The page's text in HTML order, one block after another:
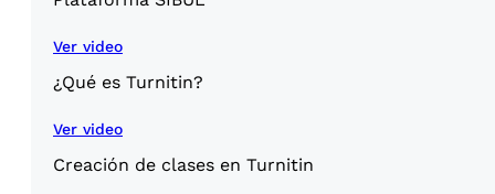
Ver video
¿Qué es Turnitin?
Ver video
Creación de clases en Turnitin